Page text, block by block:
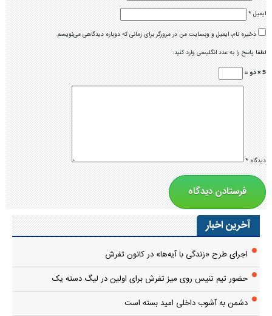
ایمیل*
ذخیره نام، ایمیل و وبسایت من در مرورگر برای زمانی که دوباره دیدگاهی می‌نویسم.
لطفا پاسخ را به عدد انگلیسی وارد کنید:
5 × دو =
دیدگاه*
آخرین اخبار
اجرای طرح «زندگی با آیه‌ها» در کانون تفرش
حضور تیم تنیس روی میز تفرش برای اولین در لیگ دسته یک
دشمن به آشوب داخلی امید بسته است